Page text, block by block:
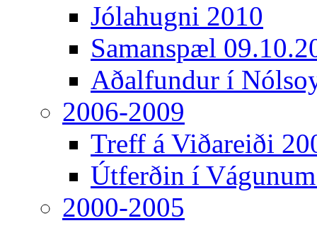
Jólahugni 2010
Samanspæl
Aðalfundur í
2006-2009
Treff á Viðareiði
Útferðin í
2000-2005